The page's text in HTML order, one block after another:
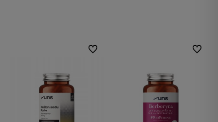
Do ulubionych Do